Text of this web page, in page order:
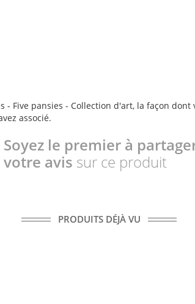
- Five pansies - Collection d'art, la façon
associé.
Soyez le premier à
votre avis sur ce produit
PRODUITS DÉJÀ VU